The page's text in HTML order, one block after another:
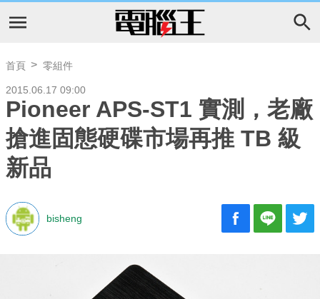
首頁 零組件
2015.06.17 09:00
Pioneer APS-ST1 實測，老廠
搶進固態硬碟市場再推 TB 級
新品
bisheng